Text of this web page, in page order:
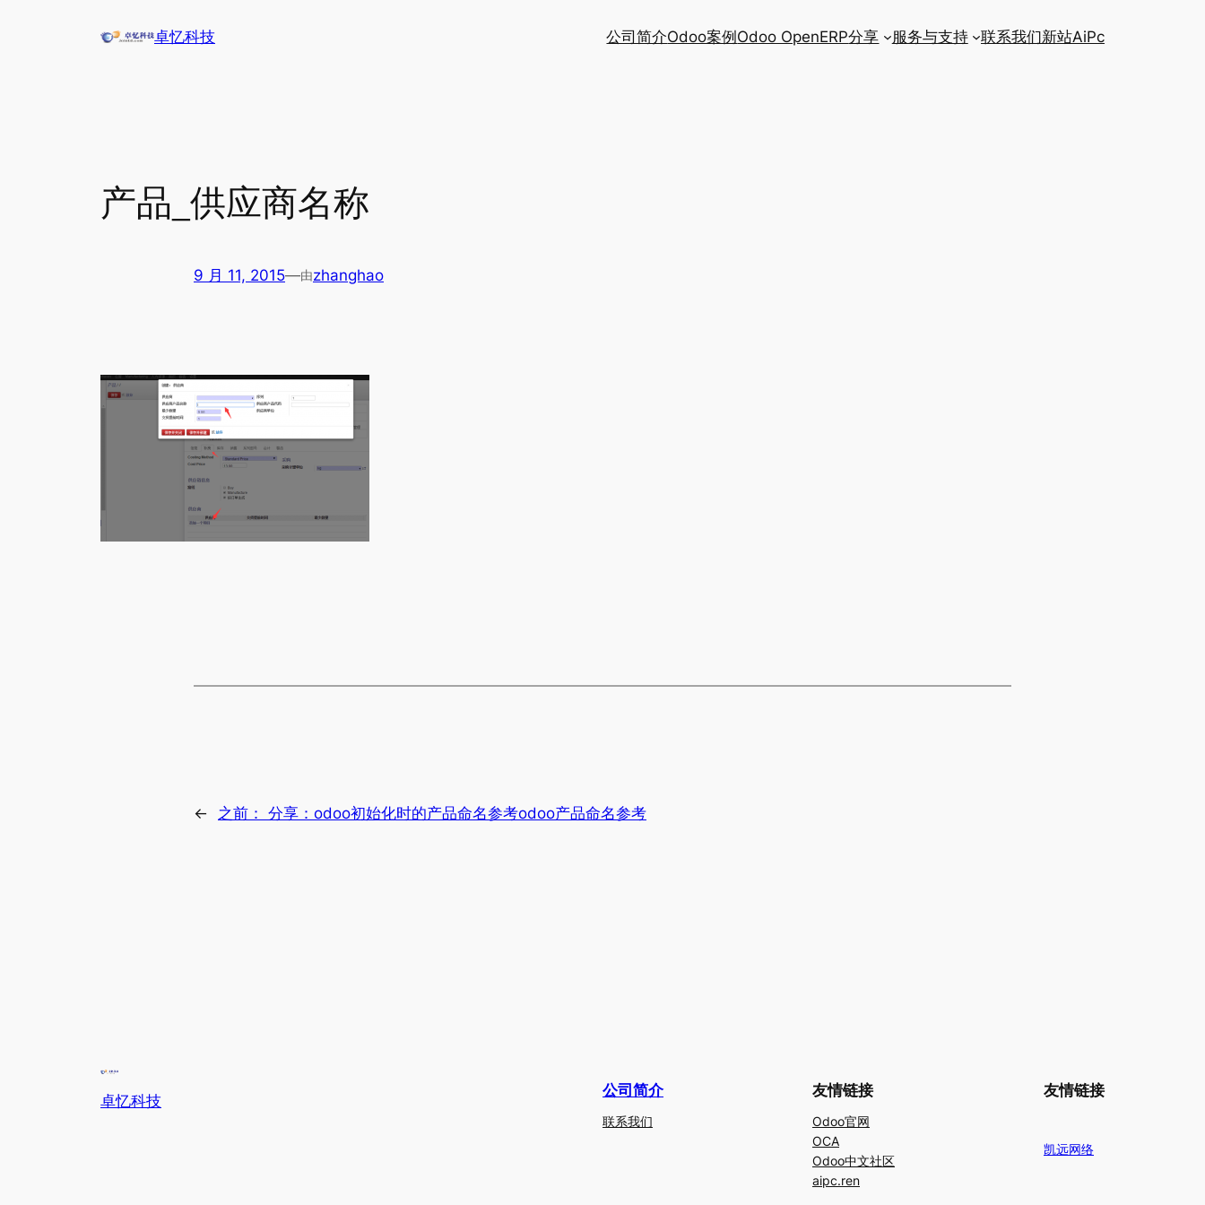
卓忆科技 公司简介Odoo案例 Odoo OpenERP分享 服务与支持 联系我们新站AiPc
产品_供应商名称
9 月 11, 2015—由zhanghao
← 之前： 分享：odoo初始化时的产品命名参考odoo产品命名参考
卓忆科技
公司简介
联系我们
友情链接
Odoo官网
OCA
Odoo中文社区
aipc.ren
友情链接
凯远网络